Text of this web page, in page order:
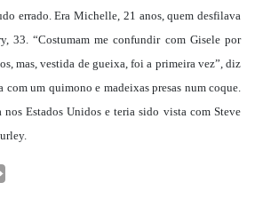
errado. Era Michelle, 21 anos, quem desfilava
33. “Costumam me confundir com Gisele por
mas, vestida de gueixa, foi a primeira vez”, diz
com um quimono e madeixas presas num coque.
nos Estados Unidos e teria sido vista com Steve